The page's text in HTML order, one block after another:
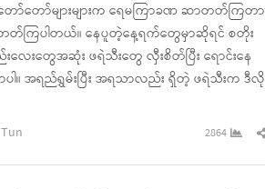
တော်များများက ရေမကြာခဏ ဆာတတ်ကြတာ
တတ်ကြပါတယ်။ နေပူတဲ့နေ့ရက်တွေမှာဆိုရင် စတိုး
းတွေအဆုံး ဖရဲသီးတွေ လှီးစိတ်ပြီး ရောင်းနေ
ါ။ အရည်ရွှမ်းပြီး အရသာလည်း ရှိတဲ့ ဖရဲသီးက ဒီလို
2864